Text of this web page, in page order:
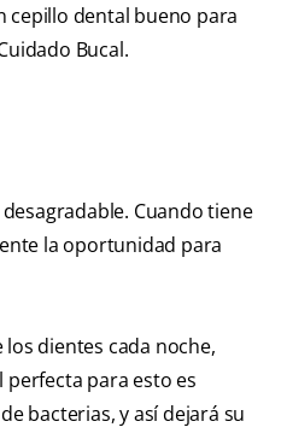
cepillo dental bueno para
Bucal.
Cuando tiene
la oportunidad para
dientes cada noche,
perfecta para esto es
bacterias, y así dejará su